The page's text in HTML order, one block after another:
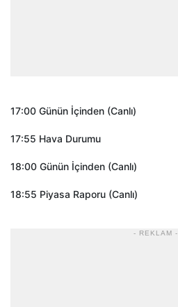
17:00 Günün İçinden (Canlı)
17:55 Hava Durumu
18:00 Günün İçinden (Canlı)
18:55 Piyasa Raporu (Canlı)
- REKLAM -